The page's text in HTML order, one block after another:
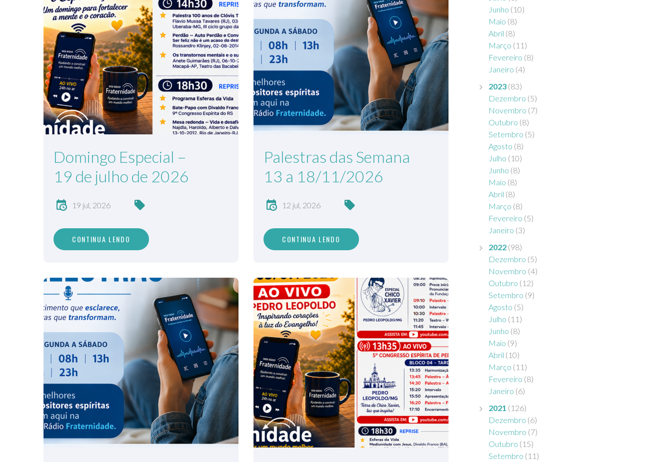
Domingo Especial –
19 de julho de 2026
19 jul, 2026
CONTINUA LENDO
Palestras das Semana
13 a 18/11/2026
12 jul, 2026
CONTINUA LENDO
Junho (10)
Maio (8)
Abril (8)
Março (11)
Fevereiro (8)
Janeiro (4)
2023 (83)
Dezembro (5)
Novembro (7)
Outubro (8)
Setembro (5)
Agosto (8)
Julho (10)
Junho (8)
Maio (8)
Abril (8)
Março (8)
Fevereiro (5)
Janeiro (3)
2022 (98)
Dezembro (5)
Novembro (4)
Outubro (12)
Setembro (9)
Agosto (5)
Julho (11)
Junho (8)
Maio (9)
Abril (10)
Março (11)
Fevereiro (8)
Janeiro (6)
2021 (126)
Dezembro (6)
Novembro (7)
Outubro (15)
Setembro (11)